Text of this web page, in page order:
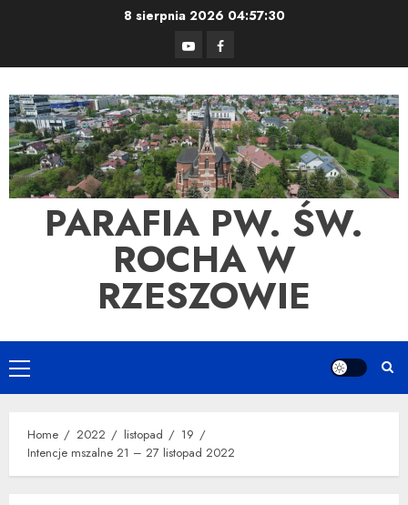
8 sierpnia 2026 04:57:30
YouTubeFacebook
PARAFIA PW. ŚW.
ROCHA W
RZESZOWIE
Primary
Menu
Home 2022 listopad
19
Intencje mszalne 21 – 27 listopad 2022